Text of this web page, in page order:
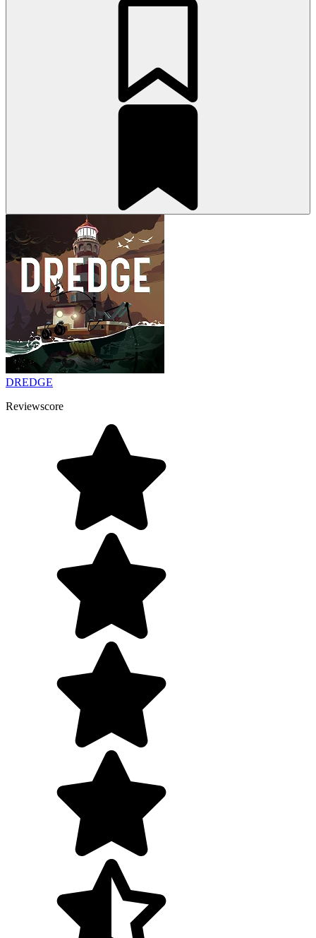
DREDGE
Reviewscore